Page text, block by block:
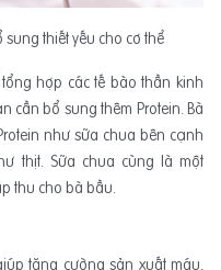
thiết yếu cho cơ thể
hợp các tế bào thần kinh
cần bổ sung thêm Protein. Bà
như sữa chua bên cạnh
thịt. Sữa chua cùng là một
thu cho bà bầu.
tăng cường sản xuất máu,